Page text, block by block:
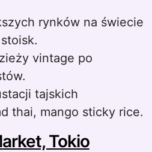
rynków na świecie
vintage po
tajskich
thai, mango sticky rice.
Tokio